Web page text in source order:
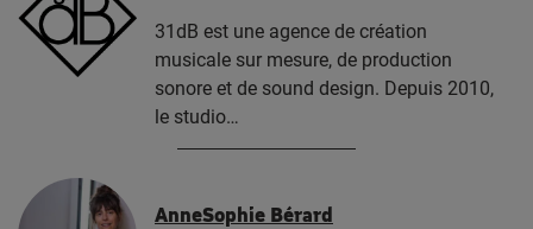
31dB est une agence de création
musicale sur mesure, de production
sonore et de sound design. Depuis 2010,
le studio…
AnneSophie Bérard